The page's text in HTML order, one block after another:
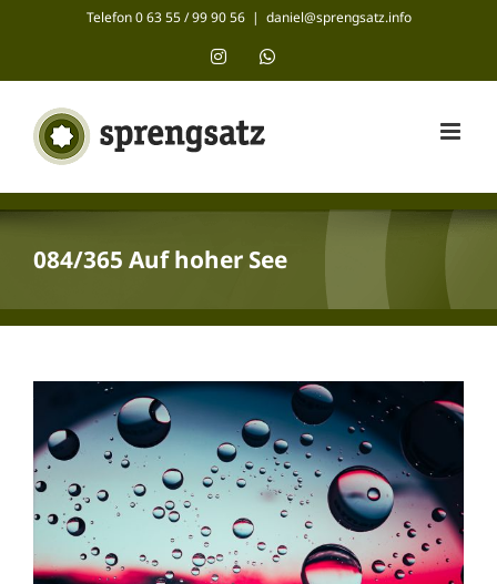
Telefon 0 63 55 / 99 90 56 | daniel@sprengsatz.info
InstagramWhatsApp
084/365 Auf hoher See
grösseres
Bild